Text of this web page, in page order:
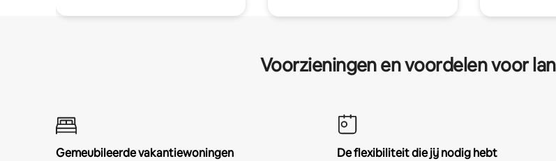
Voorzieningen en voordelen voor
Gemeubileerde vakantiewoningen
De flexibiliteit die jij nodig hebt